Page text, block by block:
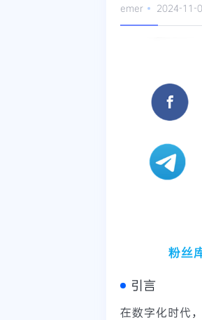
emer 2024-11-
引言
在数字化时代